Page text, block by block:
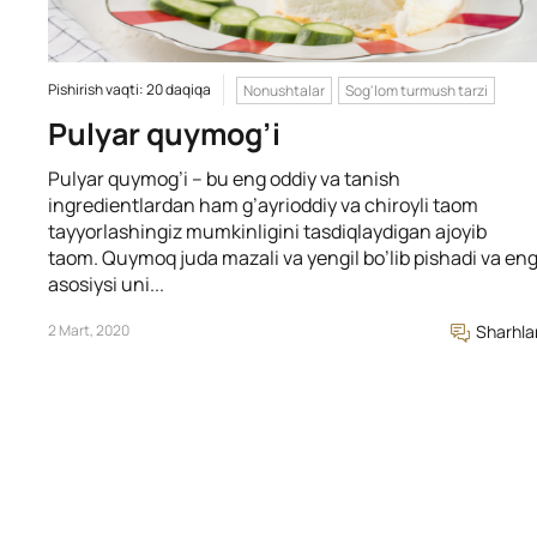
Pishirish vaqti: 20 daqiqa Nonushtalar Sog'lom turmush tarzi
Pulyar quymog’i
Pulyar quymog’i – bu eng oddiy va tanish
ingredientlardan ham g’ayrioddiy va chiroyli taom
tayyorlashingiz mumkinligini tasdiqlaydigan ajoyib
taom. Quymoq juda mazali va yengil bo’lib pishadi va eng
asosiysi uni...
2 Mart, 2020